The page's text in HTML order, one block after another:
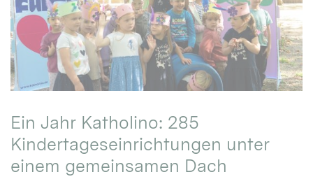
Ein Jahr Katholino: 285
Kindertageseinrichtungen unter
einem gemeinsamen Dach